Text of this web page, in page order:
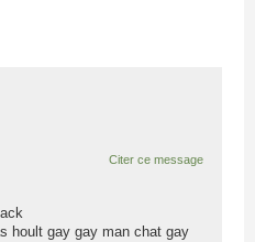
Citer ce message
hoult gay gay man chat gay